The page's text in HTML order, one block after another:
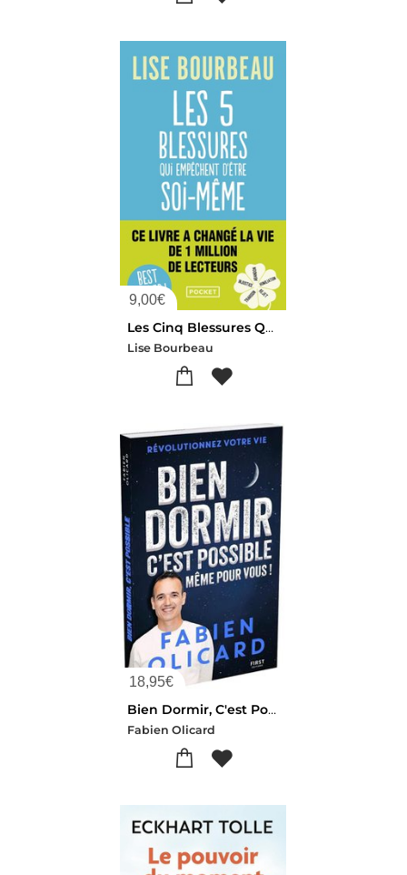
9,00€
Les Cinq Blessures Qui Empechent D'etre Soi-meme
Lise Bourbeau
18,95€
Bien Dormir, C'est Possible, Meme Pour Vous !
Fabien Olicard